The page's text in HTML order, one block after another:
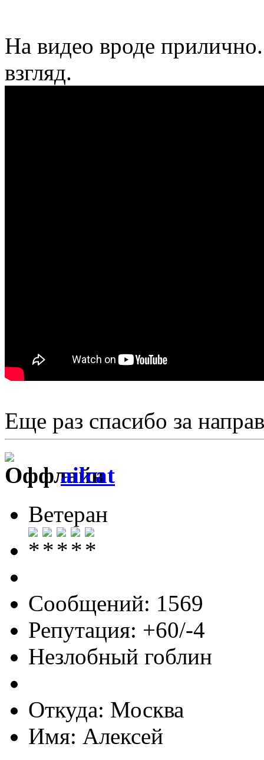
На видео вроде
взгляд.
Еще раз спасибо за
ailcat
Ветеран
Сообщений: 1569
Репутация: +60/-4
Незлобный гоблин
Откуда: Москва
Имя: Алексей